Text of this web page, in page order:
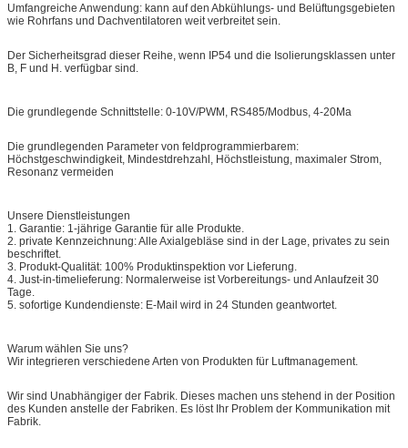
Umfangreiche Anwendung: kann auf den Abkühlungs- und Belüftungsgebieten
wie Rohrfans und Dachventilatoren weit verbreitet sein.
Der Sicherheitsgrad dieser Reihe, wenn IP54 und die Isolierungsklassen unter
B, F und H. verfügbar sind.
Die grundlegende Schnittstelle: 0-10V/PWM, RS485/Modbus, 4-20Ma
Die grundlegenden Parameter von feldprogrammierbarem:
Höchstgeschwindigkeit, Mindestdrehzahl, Höchstleistung, maximaler Strom,
Resonanz vermeiden
Unsere Dienstleistungen
1. Garantie: 1-jährige Garantie für alle Produkte.
2. private Kennzeichnung: Alle Axialgebläse sind in der Lage, privates zu sein
beschriftet.
3. Produkt-Qualität: 100% Produktinspektion vor Lieferung.
4. Just-in-timelieferung: Normalerweise ist Vorbereitungs- und Anlaufzeit 30
Tage.
5. sofortige Kundendienste: E-Mail wird in 24 Stunden geantwortet.
Warum wählen Sie uns?
Wir integrieren verschiedene Arten von Produkten für Luftmanagement.
Wir sind Unabhängiger der Fabrik. Dieses machen uns stehend in der Position
des Kunden anstelle der Fabriken. Es löst Ihr Problem der Kommunikation mit
Fabrik.